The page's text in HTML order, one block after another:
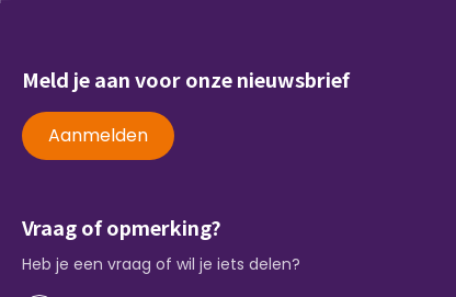
Meld je aan voor onze nieuwsbrief
Aanmelden
Vraag of opmerking?
Heb je een vraag of wil je iets delen?